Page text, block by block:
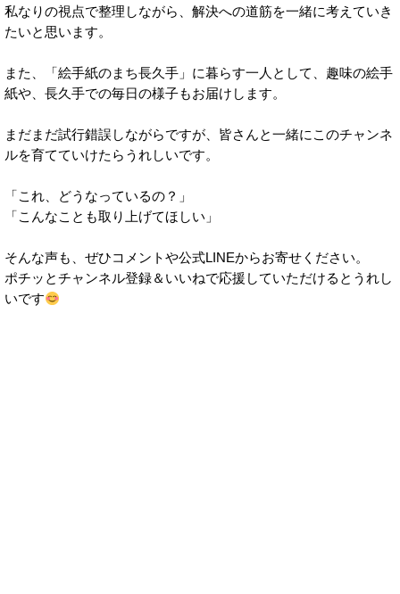
私なりの視点で整理しながら、解決への道筋を一緒に考えていき
たいと思います。
また、「絵手紙のまち長久手」に暮らす一人として、趣味の絵手
紙や、長久手での毎日の様子もお届けします。
まだまだ試行錯誤しながらですが、皆さんと一緒にこのチャンネ
ルを育てていけたらうれしいです。
「これ、どうなっているの？」
「こんなことも取り上げてほしい」
そんな声も、ぜひコメントや公式LINEからお寄せください。
ポチッとチャンネル登録＆いいねで応援していただけるとうれし
いです